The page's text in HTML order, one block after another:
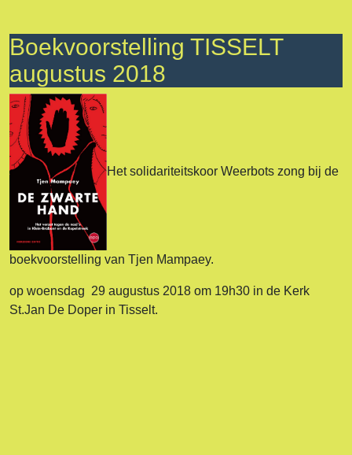
Boekvoorstelling TISSELT
augustus 2018
Het solidariteitskoor Weerbots zong bij de
boekvoorstelling van Tjen Mampaey.
op woensdag 29 augustus 2018 om 19h30 in de Kerk
St.Jan De Doper in Tisselt.